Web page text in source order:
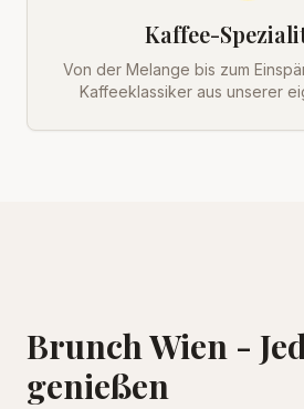
Kaffee-
Von der Melange bis zum
Kaffeeklassiker aus unserer
Brunch Wien -
genießen